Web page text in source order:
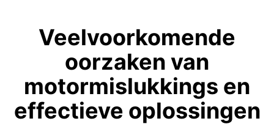
Veelvoorkomende
oorzaken van
motormislukkings en
effectieve oplossingen